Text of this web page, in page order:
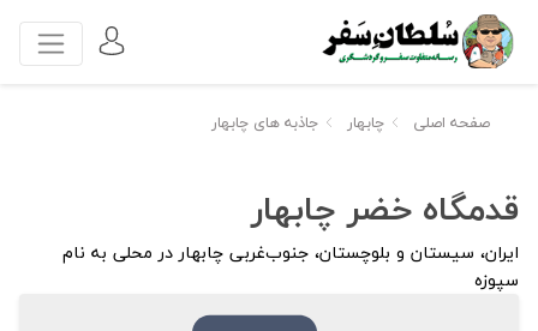
صفحه اصلی چابهار جاذبه های چابهار
قدمگاه خضر چابهار
ایران، سیستان و بلوچستان، جنوب‌غربی چابهار در محلی به نام
سپوزه